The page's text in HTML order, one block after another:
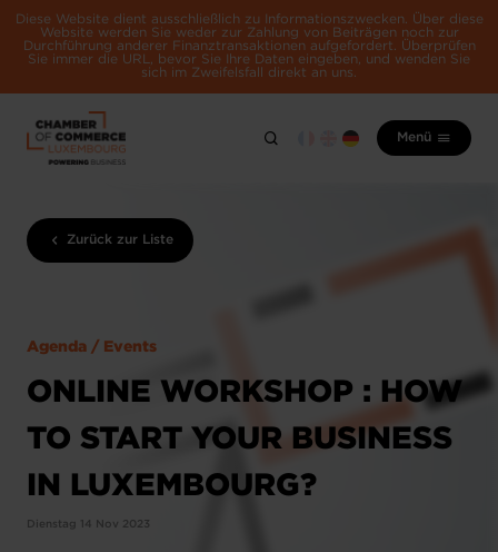
Diese Website dient ausschließlich zu Informationszwecken. Über diese
Website werden Sie weder zur Zahlung von Beiträgen noch zur
Durchführung anderer Finanztransaktionen aufgefordert. Überprüfen
Sie immer die URL, bevor Sie Ihre Daten eingeben, und wenden Sie
sich im Zweifelsfall direkt an uns.
Menü
Zurück zur Liste
Agenda / Events
ONLINE WORKSHOP : HOW
TO START YOUR BUSINESS
IN LUXEMBOURG?
Dienstag 14 Nov 2023